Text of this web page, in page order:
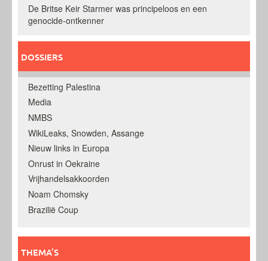
De Britse Keir Starmer was principeloos en een
genocide-ontkenner
DOSSIERS
Bezetting Palestina
Media
NMBS
WikiLeaks, Snowden, Assange
Nieuw links in Europa
Onrust in Oekraine
Vrijhandelsakkoorden
Noam Chomsky
Brazilië Coup
THEMA’S